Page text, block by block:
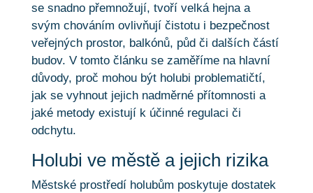
se snadno přemnožují, tvoří velká hejna a
svým chováním ovlivňují čistotu i bezpečnost
veřejných prostor, balkónů, půd či dalších částí
budov. V tomto článku se zaměříme na hlavní
důvody, proč mohou být holubi problematičtí,
jak se vyhnout jejich nadměrné přítomnosti a
jaké metody existují k účinné regulaci či
odchytu.
Holubi ve městě a jejich rizika
Městské prostředí holubům poskytuje dostatek